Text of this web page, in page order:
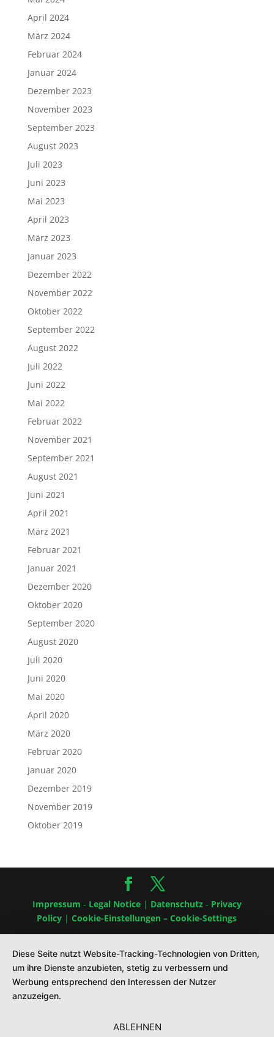
April 2024
März 2024
Februar 2024
Januar 2024
Dezember 2023
November 2023
September 2023
August 2023
Juli 2023
Juni 2023
Mai 2023
April 2023
März 2023
Januar 2023
Dezember 2022
November 2022
Oktober 2022
September 2022
August 2022
Juli 2022
Juni 2022
Mai 2022
Februar 2022
November 2021
September 2021
August 2021
Juni 2021
April 2021
März 2021
Februar 2021
Januar 2021
Dezember 2020
Oktober 2020
September 2020
August 2020
Juli 2020
Juni 2020
Mai 2020
April 2020
März 2020
Februar 2020
Januar 2020
Dezember 2019
November 2019
Oktober 2019
Impressum - Legal Notice| Datenschutz- Privacy
Policy |Cookie-Einstellungen – Cookie-Settings
Diese Seite nutzt Website-Tracking-Technologien von Dritten,
um ihre Dienste anzubieten, stetig zu verbessern und
Werbung entsprechend den Interessen der Nutzer
anzuzeigen.
ABLEHNEN